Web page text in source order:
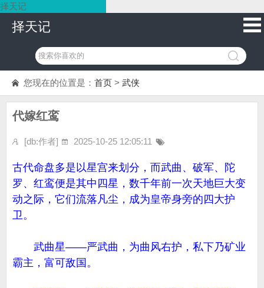
择天记
择天记
您现在的位置是： 首页 > 武侠
代嫁红鸾
[db:作者] 2025-10-25 12:05:11
古代命盘多是以星宫来划分，而武曲、破军、陀
罗、红鸾便是其中四星，数千年前一次天地巨大变
动之际，它们流落凡尘，成为皇帝身旁的四大护
卫。
武曲星——严武曲，为曲风右护，私下乃矿业
霸主，富可敌国。